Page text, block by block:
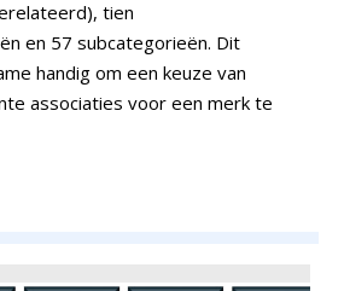
tien
en 57 subcategorieën. Dit
handig om een keuze van
associaties voor een merk te